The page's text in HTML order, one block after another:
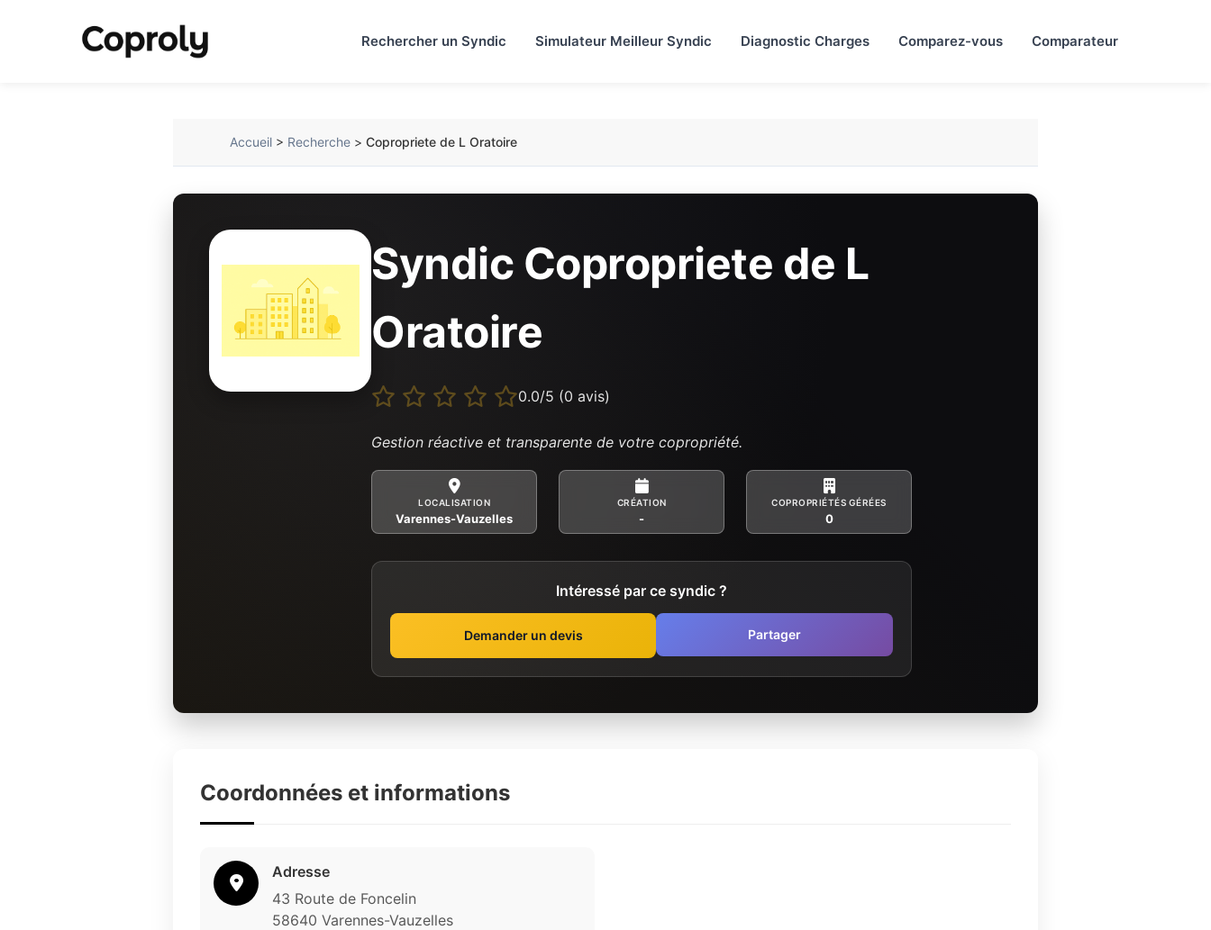
Rechercher un Syndic Simulateur Meilleur Syndic Diagnostic Charges Comparez-vous Comparateur
Accueil > Recherche > Copropriete de L Oratoire
Syndic Copropriete de L
Oratoire
0.0/5 (0 avis)
Gestion réactive et transparente de votre copropriété.
LOCALISATION
Varennes-Vauzelles
CRÉATION
-
COPROPRIÉTÉS GÉRÉES
0
Intéressé par ce syndic ?
Demander un devis Partager
Coordonnées et informations
Adresse
43 Route de Foncelin
58640 Varennes-Vauzelles